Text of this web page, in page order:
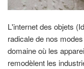
L'internet des objets
radicale de nos
domaine où les
remodèlent les